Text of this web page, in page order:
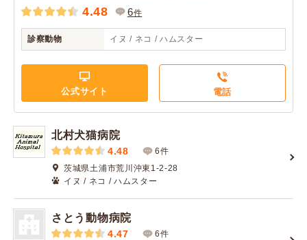
4.48 6件
診察動物 イヌ / ネコ / ハムスター
公式サイト 電話
北村犬猫病院
4.48
6件
茨城県土浦市荒川沖東1-2-28
イヌ / ネコ / ハムスター
さとう動物病院
4.47
6件